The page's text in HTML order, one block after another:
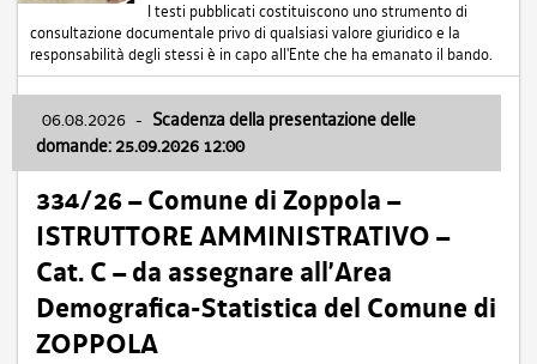
I testi pubblicati costituiscono uno strumento di
consultazione documentale privo di qualsiasi valore giuridico e la
responsabilità degli stessi è in capo all'Ente che ha emanato il bando.
06.08.2026 - Scadenza della presentazione delle
domande: 25.09.2026 12:00
334/26 – Comune di Zoppola –
ISTRUTTORE AMMINISTRATIVO –
Cat. C – da assegnare all’Area
Demografica-Statistica del Comune di
ZOPPOLA